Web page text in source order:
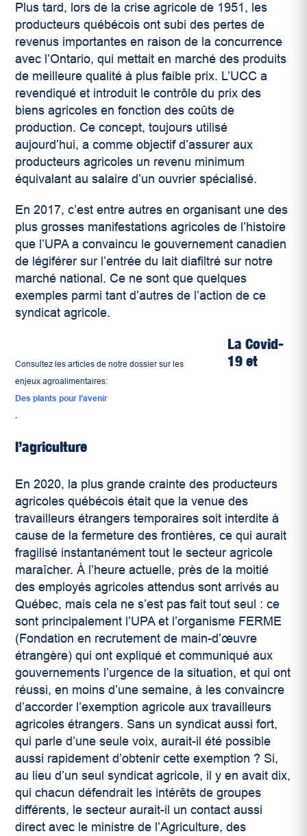
Plus tard, lors de la crise agricole de 1951, les
producteurs québécois ont subi des pertes de
revenus importantes en raison de la concurrence
avec l’Ontario, qui mettait en marché des produits
de meilleure qualité à plus faible prix. L’UCC a
revendiqué et introduit le contrôle du prix des
biens agricoles en fonction des coûts de
production. Ce concept, toujours utilisé
aujourd’hui, a comme objectif d’assurer aux
producteurs agricoles un revenu minimum
équivalant au salaire d’un ouvrier spécialisé.
En 2017, c’est entre autres en organisant une des
plus grosses manifestations agricoles de l’histoire
que l’UPA a convaincu le gouvernement canadien
de légiférer sur l’entrée du lait diafiltré sur notre
marché national. Ce ne sont que quelques
exemples parmi tant d’autres de l’action de ce
syndicat agricole.
Consultez les articles de notre dossier sur les
enjeux agroalimentaires:
Des plants pour l’avenir
.
La Covid-
19 et
l’agriculture
En 2020, la plus grande crainte des producteurs
agricoles québécois était que la venue des
travailleurs étrangers temporaires soit interdite à
cause de la fermeture des frontières, ce qui aurait
fragilisé instantanément tout le secteur agricole
maraîcher. À l’heure actuelle, près de la moitié
des employés agricoles attendus sont arrivés au
Québec, mais cela ne s’est pas fait tout seul : ce
sont principalement l’UPA et l’organisme FERME
(Fondation en recrutement de main-d’œuvre
étrangère) qui ont expliqué et communiqué aux
gouvernements l’urgence de la situation, et qui ont
réussi, en moins d’une semaine, à les convaincre
d’accorder l’exemption agricole aux travailleurs
agricoles étrangers. Sans un syndicat aussi fort,
qui parle d’une seule voix, aurait-il été possible
aussi rapidement d’obtenir cette exemption ? Si,
au lieu d’un seul syndicat agricole, il y en avait dix,
qui chacun défendrait les intérêts de groupes
différents, le secteur aurait-il un contact aussi
direct avec le ministre de l’Agriculture, des